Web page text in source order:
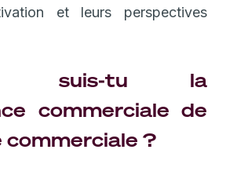
et leurs perspectives
suis-tu la
commerciale de
?